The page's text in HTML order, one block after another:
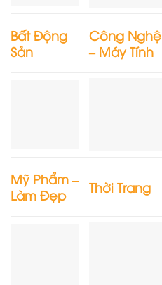
Bất Động
Sản
Công Nghệ
– Máy Tính
Mỹ Phẩm –
Làm Đẹp
Thời Trang